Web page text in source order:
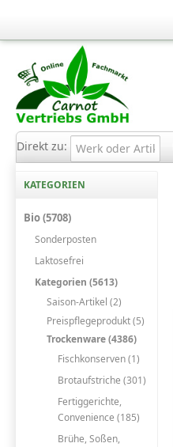
Direkt zu:
KATEGORIEN
Bio (5708)
Sonderposten
Laktosefrei
Kategorien (5613)
Saison-Artikel (2)
Preispflegeprodukt (5)
Trockenware (4386)
Fischkonserven (1)
Brotaufstriche (301)
Fertiggerichte,
Convenience (185)
Brühe, Soßen,